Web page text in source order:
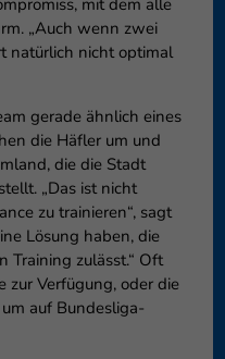
„Auch wenn zwei
natürlich nicht optimal
gerade ähnlich eines
die Häfler um und
die die Stadt
„Das ist nicht
zu trainieren“, sagt
Lösung haben, die
Training zulässt.“ Oft
zur Verfügung, oder die
auf Bundesliga-